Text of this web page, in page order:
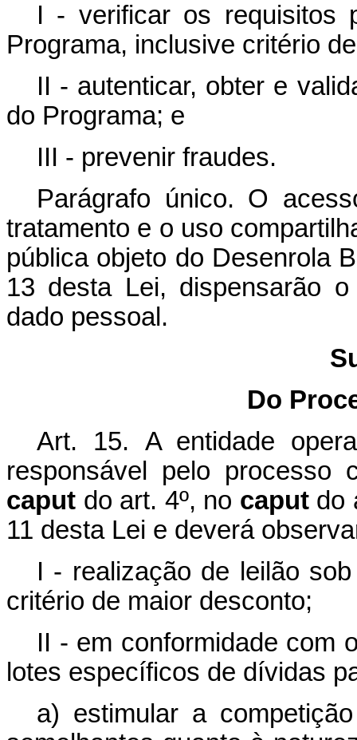
I - verificar os requisitos
Programa, inclusive critério
II - autenticar, obter e
do Programa; e
III - prevenir fraudes.
Parágrafo único. O
tratamento e o uso
pública objeto do Desenrola
13 desta Lei, dispensarão
dado pessoal.
Do
Art. 15.
A entidade
responsável pelo processo
caput do art. 4º, no caputdo
11 desta Lei e deverá
I - realização de leilão
critério de maior desconto;
II - em conformidade com
lotes específicos de dívidas
a) estimular a